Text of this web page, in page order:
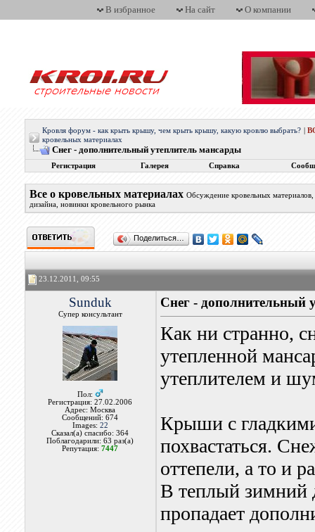
В избранное На сайт О компании
Кровля форум - как крыть крышу, чем крыть крышу, какую кровлю выбрать?
кровельных материалах
Снег - дополнительный утеплитель мансарды
Регистрация Галерея Справка
Все о кровельных материалах Обсуждение кровельных
дизайна, новинки кровельного рынка
Поделиться…
23.12.2011, 09:55
Sunduk
Супер консультант
Пол:
Регистрация: 27.02.2006
Адрес: Москва
Сообщений: 674
Images: 22
Сказал(а) спасибо: 364
Поблагодарили: 63 раз(а)
Репутация:7447
Снег - дополнительный
Как ни странно,
утепленной
утеплителем и
Крыши с
похвастаться.
оттепели, а то и
В теплый зимний
пропадает